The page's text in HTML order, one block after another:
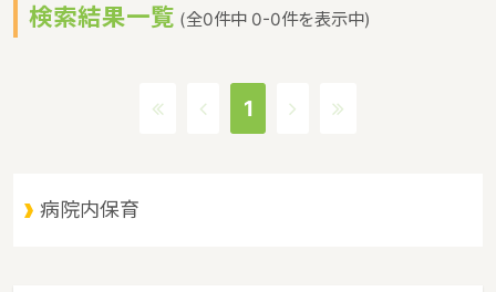
が1.34となっています。（2017年10月現在）長崎県の市町村は
21。長崎県の家賃相場：6.7万円（2017年10月賃貸住宅 D-room調
した。1945年8月9日に投下された原子爆弾の惨禍から復興し、核
検索結果一覧 (全0件中 0-0件を表示中)
1
病院内保育